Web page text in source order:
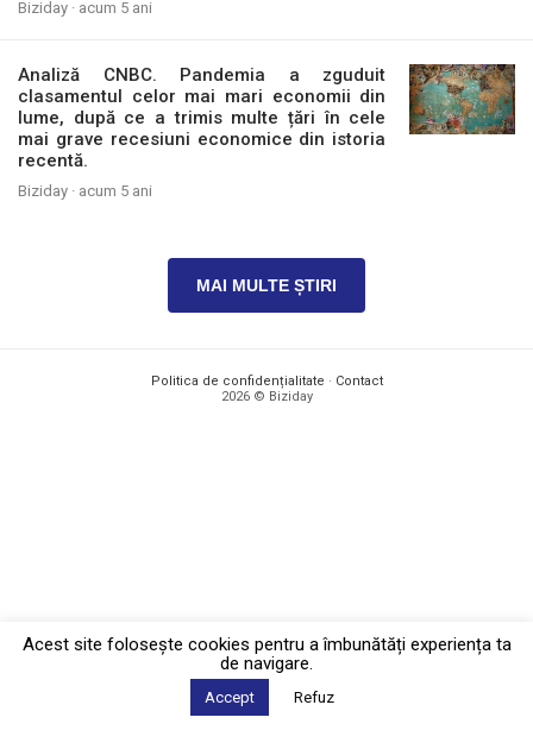
Biziday · acum 5 ani
Analiză CNBC. Pandemia a zguduit
clasamentul celor mai mari economii din
lume, după ce a trimis multe țări în cele
mai grave recesiuni economice din istoria
recentă.
Biziday · acum 5 ani
MAI MULTE ȘTIRI
Politica de confidențialitate · Contact
2026 © Biziday
Acest site foloseşte cookies pentru a îmbunătăți experiența ta
de navigare.
Accept Refuz